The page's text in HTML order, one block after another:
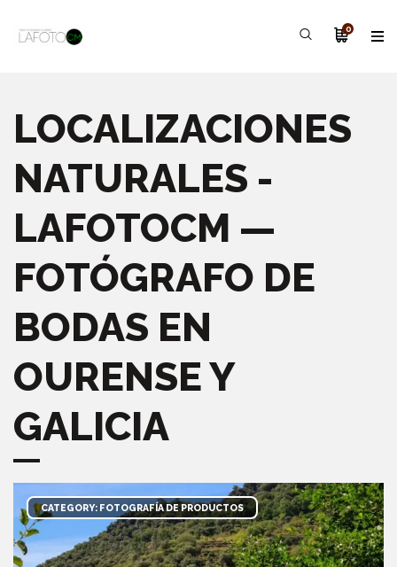
0
LOCALIZACIONES
NATURALES -
LAFOTOCM —
FOTÓGRAFO DE
BODAS EN
OURENSE Y
GALICIA
CATEGORY: FOTOGRAFÍA DE PRODUCTOS